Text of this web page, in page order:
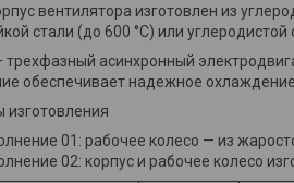
вентилятора изготовлен из
стали (до 600 °С) или
асинхронный
обеспечивает надежное
изготовления
01: рабочее колесо — из
02: корпус и рабочее колесо